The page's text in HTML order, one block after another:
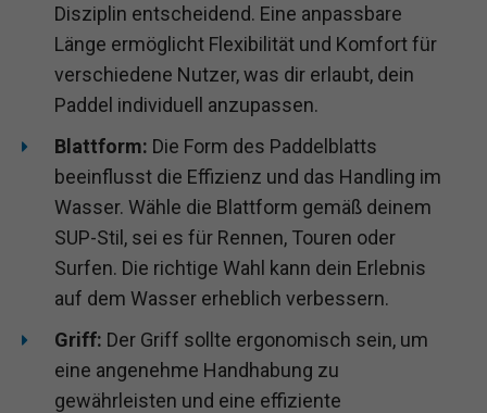
Disziplin entscheidend. Eine anpassbare
Länge ermöglicht Flexibilität und Komfort für
verschiedene Nutzer, was dir erlaubt, dein
Paddel individuell anzupassen.
Blattform: Die Form des Paddelblatts
beeinflusst die Effizienz und das Handling im
Wasser. Wähle die Blattform gemäß deinem
SUP-Stil, sei es für Rennen, Touren oder
Surfen. Die richtige Wahl kann dein Erlebnis
auf dem Wasser erheblich verbessern.
Griff: Der Griff sollte ergonomisch sein, um
eine angenehme Handhabung zu
gewährleisten und eine effiziente